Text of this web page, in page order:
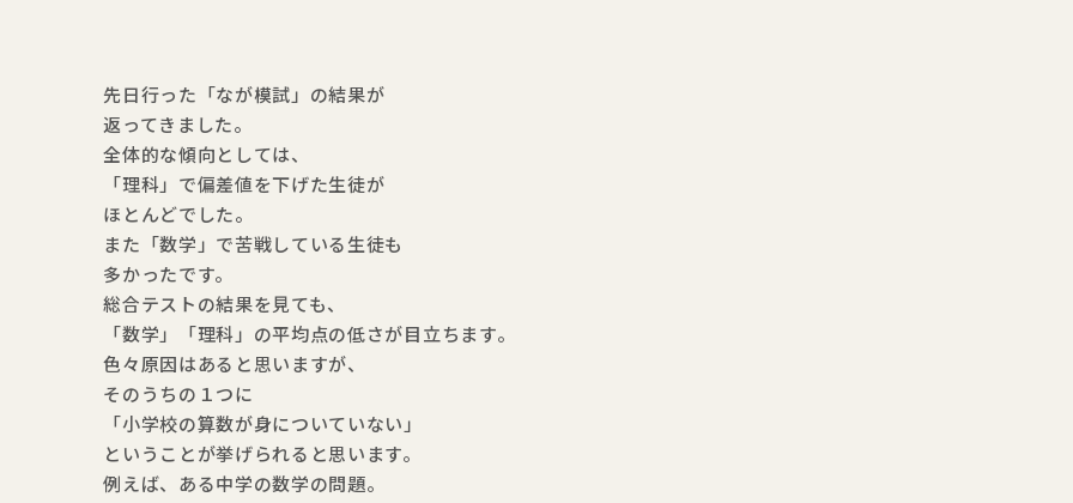
先日行った「なが模試」の結果が
返ってきました。
全体的な傾向としては、
「理科」で偏差値を下げた生徒が
ほとんどでした。
また「数学」で苦戦している生徒も
多かったです。
総合テストの結果を見ても、
「数学」「理科」の平均点の低さが目立ちます。
色々原因はあると思いますが、
そのうちの１つに
「小学校の算数が身についていない」
ということが挙げられると思います。
例えば、ある中学の数学の問題。